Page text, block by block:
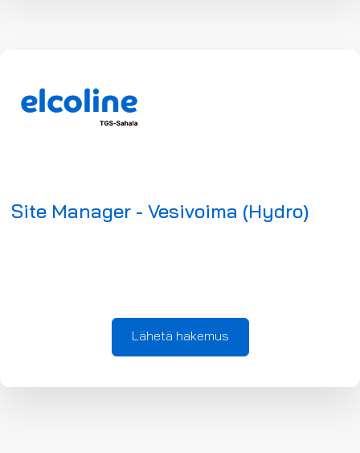
Site Manager - Vesivoima (Hydro)